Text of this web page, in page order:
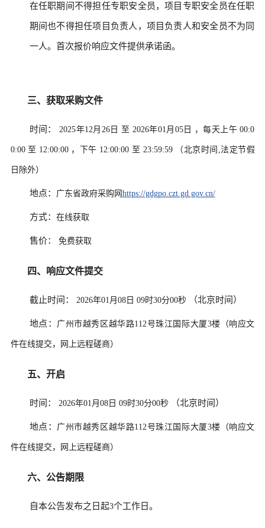
在任职期间不得担任专职安全员，项目专职安全员在任职
期间也不得担任项目负责人，项目负责人和安全员不为同
一人。首次报价响应文件提供承诺函。
三、获取采购文件
时间： 2025年12月26日 至 2026年01月05日 ，每天上午 00:0
0:00 至 12:00:00 ，下午 12:00:00 至 23:59:59 （北京时间,法定节假
日除外）
地点： 广东省政府采购网https://gdgpo.czt.gd.gov.cn/
方式： 在线获取
售价： 免费获取
四、响应文件提交
截止时间： 2026年01月08日 09时30分00秒 （北京时间）
地点： 广州市越秀区越华路112号珠江国际大厦3楼（响应文
件在线提交，网上远程磋商）
五、开启
时间： 2026年01月08日 09时30分00秒 （北京时间）
地点： 广州市越秀区越华路112号珠江国际大厦3楼（响应文
件在线提交，网上远程磋商）
六、公告期限
自本公告发布之日起3个工作日。